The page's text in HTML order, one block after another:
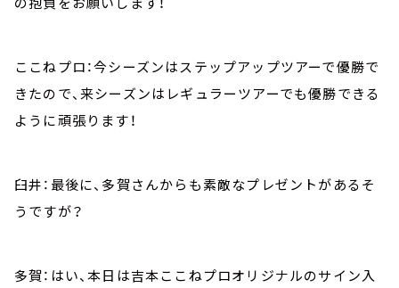
ここねプロ：今シーズンはステップアップツアーで優勝で
きたので、来シーズンはレギュラーツアーでも優勝できる
ように頑張ります！
臼井：最後に、多賀さんからも素敵なプレゼントがあるそ
うですが？
多賀：はい、本日は吉本ここねプロオリジナルのサイン入